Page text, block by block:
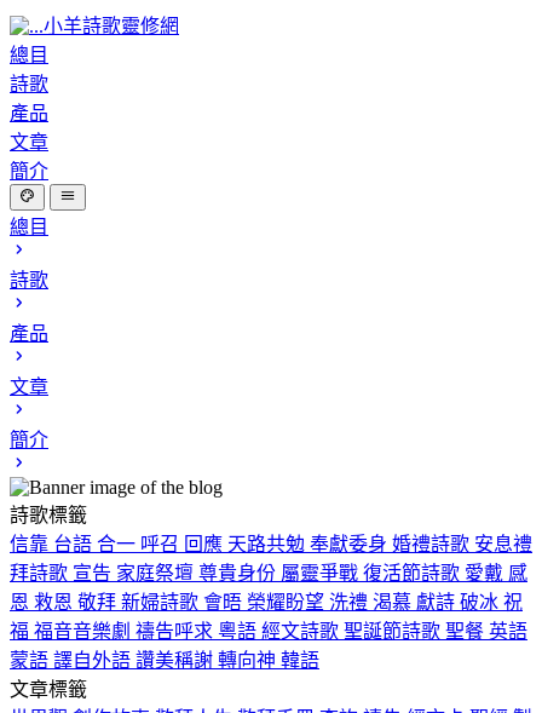
小羊詩歌靈修網
總目
詩歌
產品
文章
簡介
總目
詩歌
產品
文章
簡介
詩歌標籤
信靠 台語 合一 呼召 回應 天路共勉 奉獻委身 婚禮詩歌 安息禮
拜詩歌 宣告 家庭祭壇 尊貴身份 屬靈爭戰 復活節詩歌 愛戴 感
恩 救恩 敬拜 新婦詩歌 會晤 榮耀盼望 洗禮 渴慕 獻詩 破冰 祝
福 福音音樂劇 禱告呼求 粵語 經文詩歌 聖誕節詩歌 聖餐 英語
蒙語 譯自外語 讚美稱謝 轉向神 韓語
文章標籤